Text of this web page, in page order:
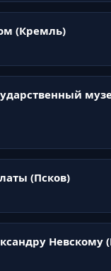
(Кремль)
(Псков)
Невскому